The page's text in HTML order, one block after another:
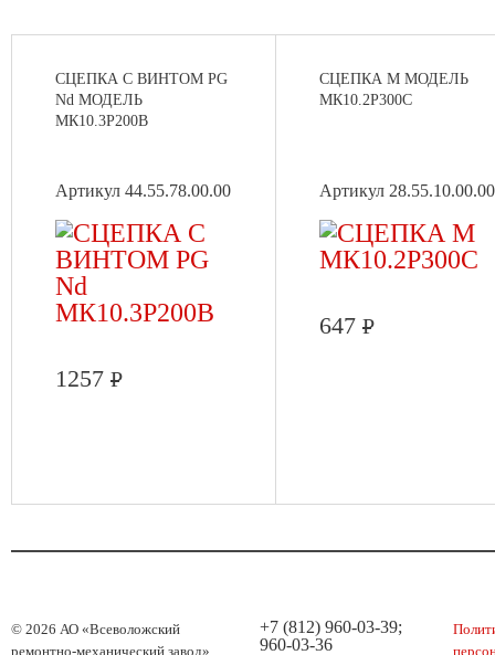
СЦЕПКА С ВИНТОМ PG
Nd МОДЕЛЬ
МК10.3Р200В
Артикул 44.55.78.00.00
1257 Р
СЦЕПКА М МОДЕЛЬ
МК10.2Р300С
Артикул 28.55.10.00.00
647 Р
© 2026 АО «Всеволожский
ремонтно-механический завод»
+7 (812) 960-03-39;
960-03-36